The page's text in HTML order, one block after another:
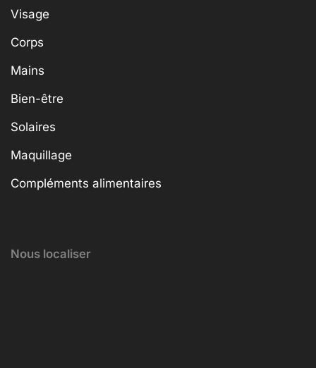
Visage
Corps
Mains
Bien-être
Solaires
Maquillage
Compléments alimentaires
Nous localiser